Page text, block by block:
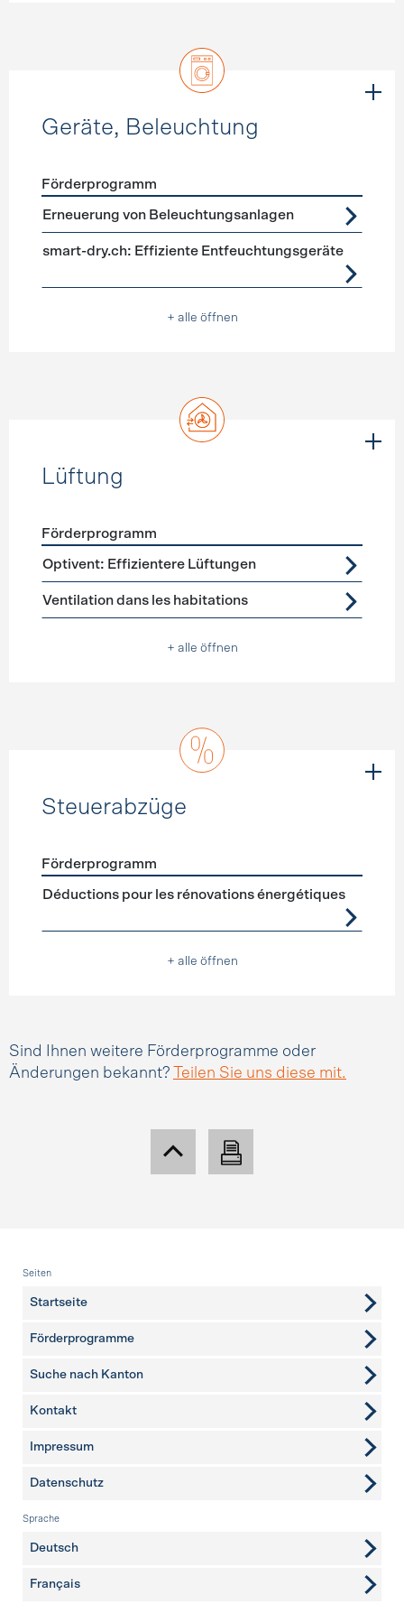
Geräte, Beleuchtung
Förderprogramme Geräte, Beleuchtung
Förderprogramm
Erneuerung von Beleuchtungsanlagen
smart-dry.ch: Effiziente Entfeuchtungsgeräte
+ alle öffnen
Lüftung
Förderprogramme Lüftung
Förderprogramm
Optivent: Effizientere Lüftungen
Ventilation dans les habitations
+ alle öffnen
Steuerabzüge
Förderprogramme Steuerabzüge
Förderprogramm
Déductions pour les rénovations énergétiques
+ alle öffnen
Sind Ihnen weitere Förderprogramme oder
Änderungen bekannt?
Teilen Sie uns diese mit.
Fusszeile
Seiten
Startseite
Förderprogramme
Suche nach Kanton
weitere Seiten
Kontakt
Impressum
Datenschutz
Sprache
Deutsch
Français